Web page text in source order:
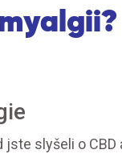
slyšeli o CBD